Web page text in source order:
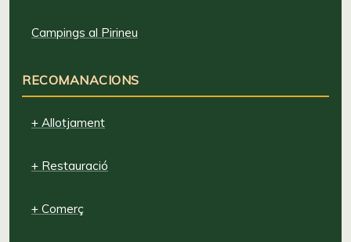
Campings al Pirineu
RECOMANACIONS
+ Allotjament
+ Restauració
+ Comerç